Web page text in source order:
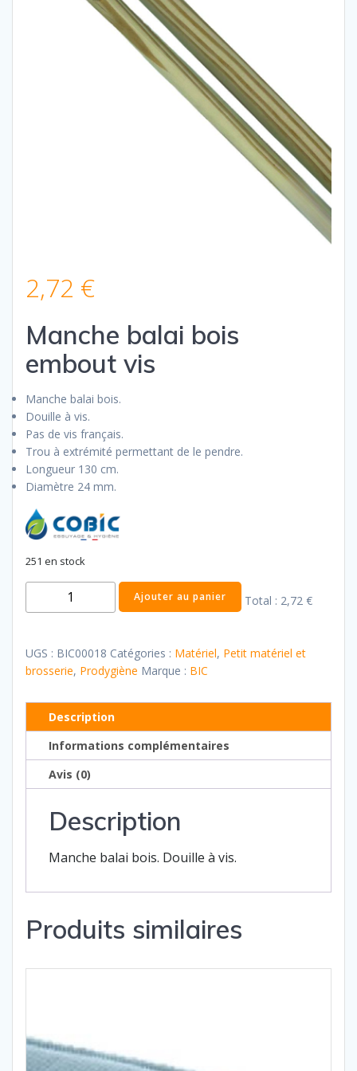
2,72 €
Manche balai bois
embout vis
Manche balai bois.
Douille à vis.
Pas de vis français.
Trou à extrémité permettant de le pendre.
Longueur 130 cm.
Diamètre 24 mm.
251 en stock
quantité
de
balai
bois
Ajouter au panier Total : 2,72 €
UGS : BIC00018 Catégories : Matériel, Petit matériel et
brosserie, Prodygiène Marque : BIC
Description
Informations complémentaires
Avis (0)
Description
Manche balai bois. Douille à vis.
Produits similaires